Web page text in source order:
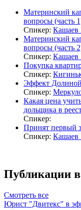
Материнский
вопросы (часть
Спикер: Кашаев
Материнский
вопросы (часть
Спикер: Кашаев
Покупка
Спикер:
Эффект
Спикер:
Какая цена
дольщика в
Спикер:
Принят первый
Спикер: Кашаев
Публикации
Смотреть все
Юрист "Двитекс" в